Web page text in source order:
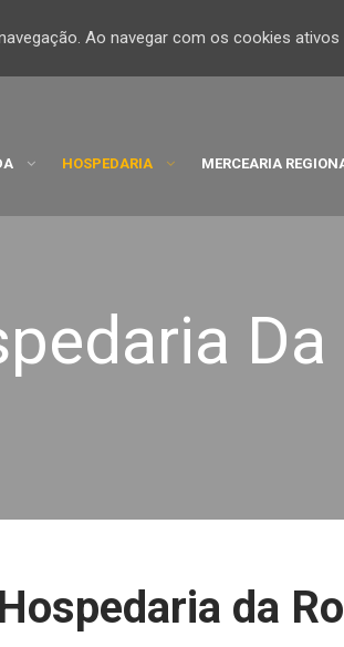
HOSPEDARIA MERCEARIA
Da
Hospedaria da
Ao navegar com os cookies